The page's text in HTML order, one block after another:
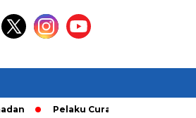
Pelaku Curanmor diringkusi Unit